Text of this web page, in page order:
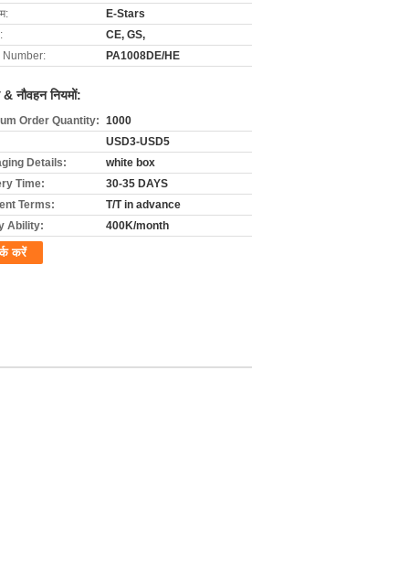
E-Stars
CE, GS,
Number:
PA1008DE/HE
नौवहन नियमों:
Order Quantity: 1000
USD3-USD5
Details:
white box
Time:
30-35 DAYS
Terms:
T/T in advance
Ability:
400K/month
करें